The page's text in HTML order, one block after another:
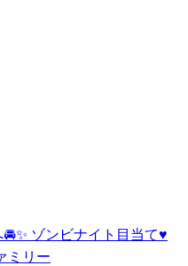
ゾンビナイト目当て♥️
ミリー